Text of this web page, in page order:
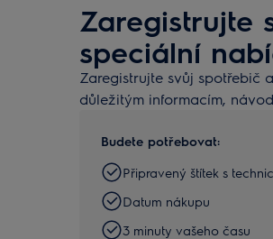
Zaregistrujte
speciální
Zaregistrujte svůj spotřebič
důležitým informacím,
Budete potřebovat:
Připravený štítek s
Datum nákupu
3 minuty vašeho času